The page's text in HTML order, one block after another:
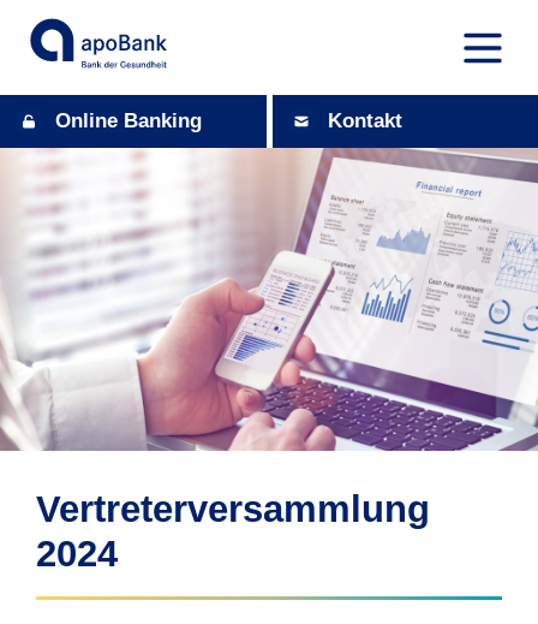
Online Banking Kontakt
Vertreterversammlung
2024